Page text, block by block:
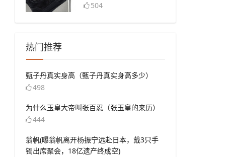
504
热门推荐
​甄子丹真实身高（甄子丹真实身高多少）
498
​为什么玉皇大帝叫张百忍（张玉皇的来历）
444
​翁帆(曝翁帆离开杨振宁远赴日本，戴3只手
镯出席聚会，18亿遗产终成空)